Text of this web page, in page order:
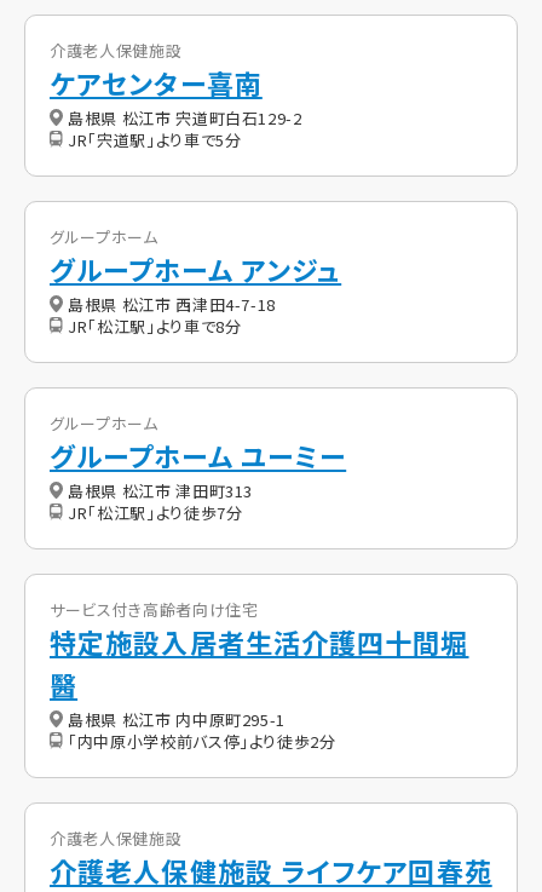
介護老人保健施設
ケアセンター喜南
島根県 松江市 宍道町白石129-2
JR「宍道駅」より車で5分
グループホーム
グループホーム アンジュ
島根県 松江市 西津田4-7-18
JR「松江駅」より車で8分
グループホーム
グループホーム ユーミー
島根県 松江市 津田町313
JR「松江駅」より徒歩7分
サービス付き高齢者向け住宅
特定施設入居者生活介護四十間堀
醫
島根県 松江市 内中原町295-1
「内中原小学校前バス停」より徒歩2分
介護老人保健施設
介護老人保健施設 ライフケア回春苑